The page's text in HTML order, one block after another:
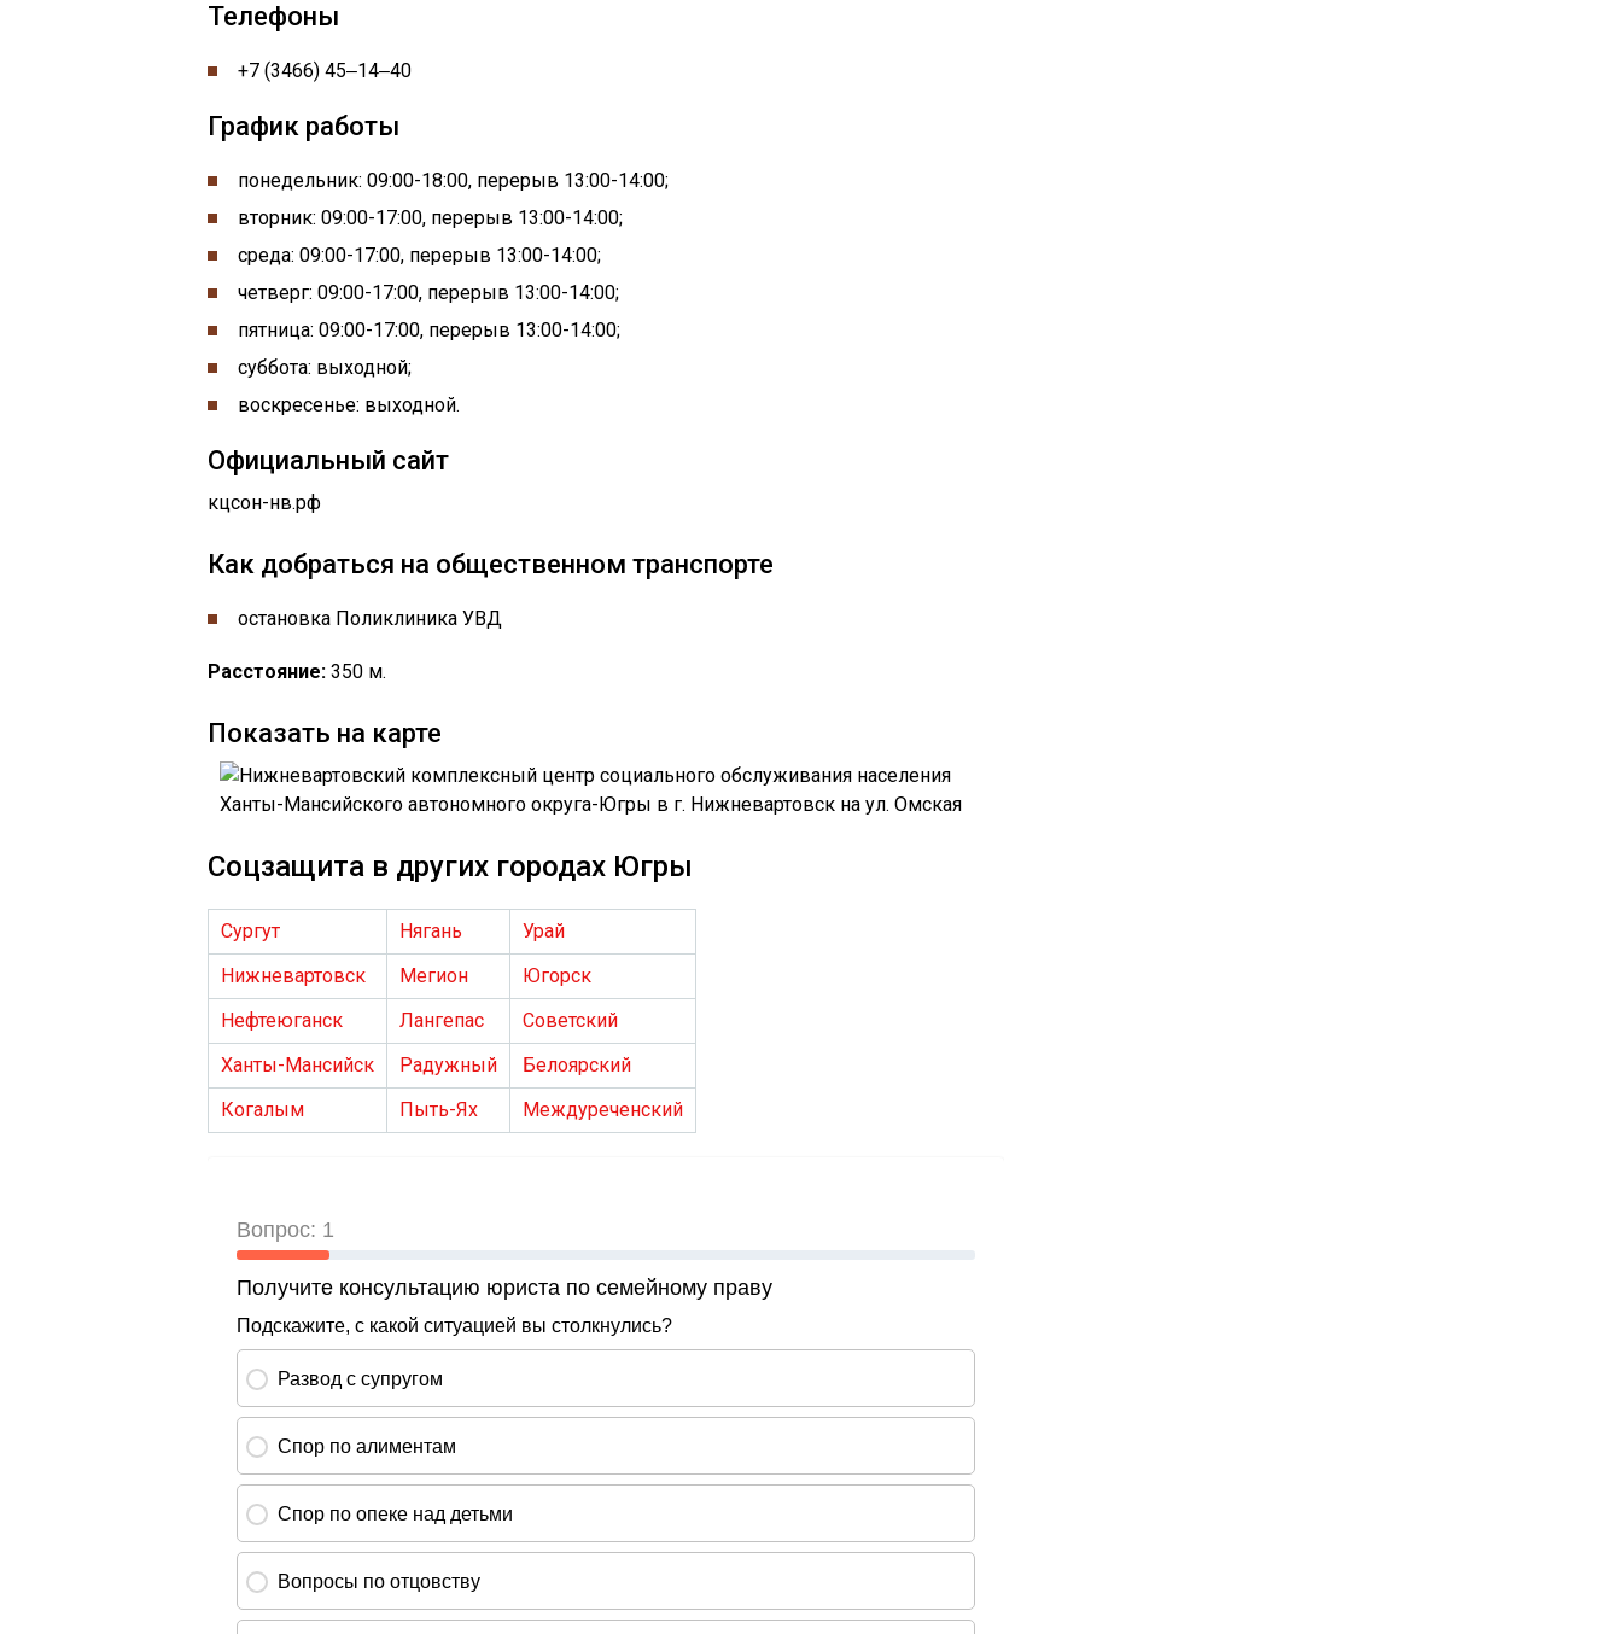
Телефоны
+7 (3466) 45‒14‒40
График работы
понедельник: 09:00-18:00, перерыв 13:00-14:00;
вторник: 09:00-17:00, перерыв 13:00-14:00;
среда: 09:00-17:00, перерыв 13:00-14:00;
четверг: 09:00-17:00, перерыв 13:00-14:00;
пятница: 09:00-17:00, перерыв 13:00-14:00;
суббота: выходной;
воскресенье: выходной.
Официальный сайт
кцсон-нв.рф
Как добраться на общественном транспорте
остановка ​​Поликлиника УВД
Расстояние: 350 м.
Показать на карте
Соцзащита в других городах Югры
Сургут Нягань
Урай
Нижневартовск
Мегион
Югорск
Нефтеюганск
Лангепас
Советский
Ханты-Мансийск
Радужный
Белоярский
Когалым
Пыть-Ях Междуреченский